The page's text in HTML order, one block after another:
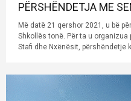
PËRSHËNDETJA ME
Më datë 21 qershor 2021, u bë
Shkollës tonë. Për ta u
Stafi dhe Nxënësit, përshëndetje